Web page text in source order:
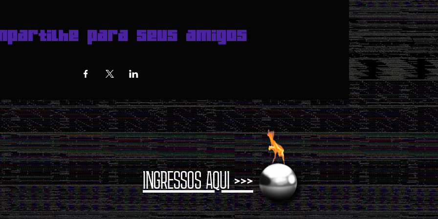
para seus amigos
INGRESSOS AQUI >>>